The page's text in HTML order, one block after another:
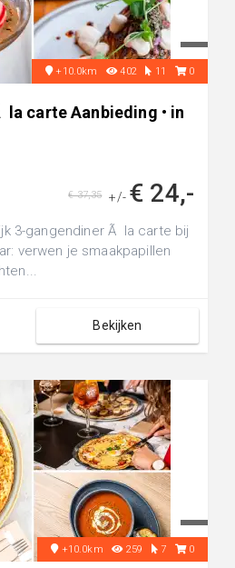
+10.0km 402 11 0
carte Aanbieding • in
+/- € 24,-
€ 37,35
3-gangendiner Ã la carte bij
verwen je smaakpapillen
Bekijken
+10.0km 259 7 0